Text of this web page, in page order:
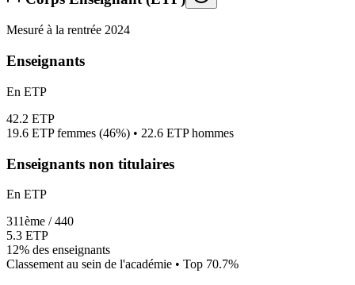
Mesuré à la rentrée 2024
Enseignants
En ETP
42.2 ETP
19.6 ETP femmes (46%) • 22.6 ETP hommes
Enseignants non titulaires
En ETP
311ème /440
5.3 ETP
12% des enseignants
Classement au sein de l'académie • Top 70.7%